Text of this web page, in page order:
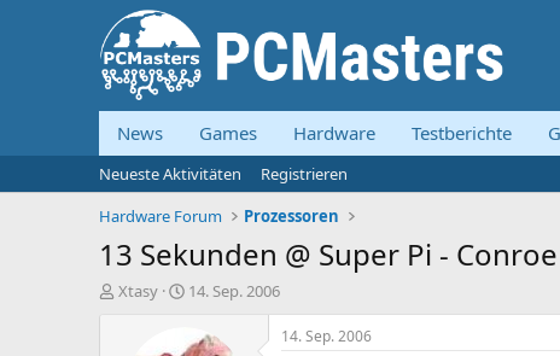
News Games Hardware Testberichte
Neueste Aktivitäten
Registrieren
Hardware Forum
Prozessoren
13 Sekunden @ Super Pi -
E
Xtasy
E14. Sep. 2006
14. Sep. 2006